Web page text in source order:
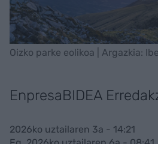
Oizko parke eolikoa | Argazkia:
EnpresaBIDEA
2026ko uztailaren 3a - 14:21